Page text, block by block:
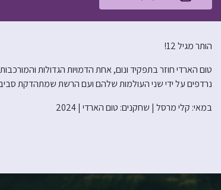
הותר מגיל 12!
טום הארדי חוזר בתפקיד ונום, אחת הדמויות הגדולות
נרדפים על ידי שני העולמות שלהם ועם הרשת שמתהדקת
במאי: קלי מרסל | שחקנים: טום הארדי | 2024